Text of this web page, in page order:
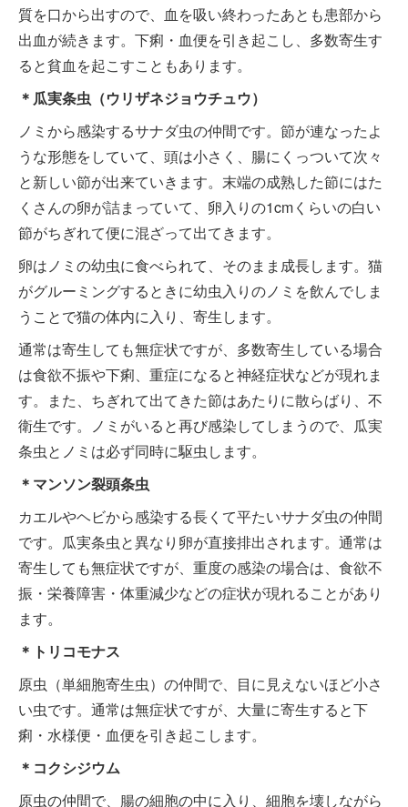
質を口から出すので、血を吸い終わったあとも患部から
出血が続きます。下痢・血便を引き起こし、多数寄生す
ると貧血を起こすこともあります。
＊瓜実条虫（ウリザネジョウチュウ）
ノミから感染するサナダ虫の仲間です。節が連なったよ
うな形態をしていて、頭は小さく、腸にくっついて次々
と新しい節が出来ていきます。末端の成熟した節にはた
くさんの卵が詰まっていて、卵入りの1cmくらいの白い
節がちぎれて便に混ざって出てきます。
卵はノミの幼虫に食べられて、そのまま成長します。猫
がグルーミングするときに幼虫入りのノミを飲んでしま
うことで猫の体内に入り、寄生します。
通常は寄生しても無症状ですが、多数寄生している場合
は食欲不振や下痢、重症になると神経症状などが現れま
す。また、ちぎれて出てきた節はあたりに散らばり、不
衛生です。ノミがいると再び感染してしまうので、瓜実
条虫とノミは必ず同時に駆虫します。
＊マンソン裂頭条虫
カエルやヘビから感染する長くて平たいサナダ虫の仲間
です。瓜実条虫と異なり卵が直接排出されます。通常は
寄生しても無症状ですが、重度の感染の場合は、食欲不
振・栄養障害・体重減少などの症状が現れることがあり
ます。
＊トリコモナス
原虫（単細胞寄生虫）の仲間で、目に見えないほど小さ
い虫です。通常は無症状ですが、大量に寄生すると下
痢・水様便・血便を引き起こします。
＊コクシジウム
原虫の仲間で、腸の細胞の中に入り、細胞を壊しながら